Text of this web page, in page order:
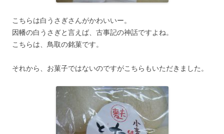
こちらは白うさぎさんがかわいいー。
因幡の白うさぎと言えば、古事記の神話ですよね。
こちらは、鳥取の銘菓です。
それから、お菓子ではないのですがこちらもいただきました。